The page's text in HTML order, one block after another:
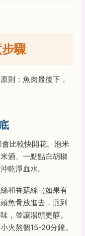
驟
則：魚肉最後下，
比較快開花。泡米
酒、一點點白胡椒
乾淨血水。
和香菇絲（如果有
魚骨放進去，煎到
，並讓湯頭更醇。
火熬個15-20分鐘。